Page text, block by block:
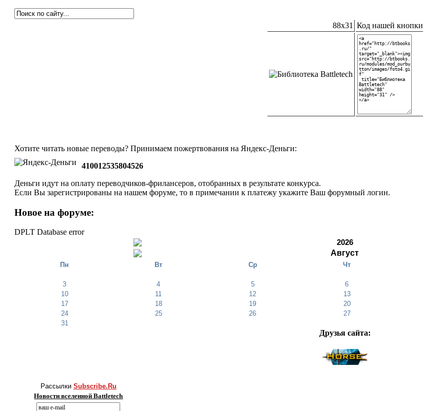
88x31 Код нашей кнопки
Хотите читать новые переводы? Принимаем пожертвования на Яндекс-Деньги:
410012535804526
Деньги идут на оплату переводчиков-фрилансеров, отобранных в результате конкурса.
Если Вы зарегистрированы на нашем форуме, то в примечании к платежу укажите Ваш форумный логин.
Новое на форуме:
DPLT Database error
2026
Август
Пн Вт Ср Чт
3
4 5 6
10
11 12 13
17
18 19 20
24
25 26 27
31
Друзья cайта:
Рассылки Subscribe.Ru
Новости вселенной Battletech